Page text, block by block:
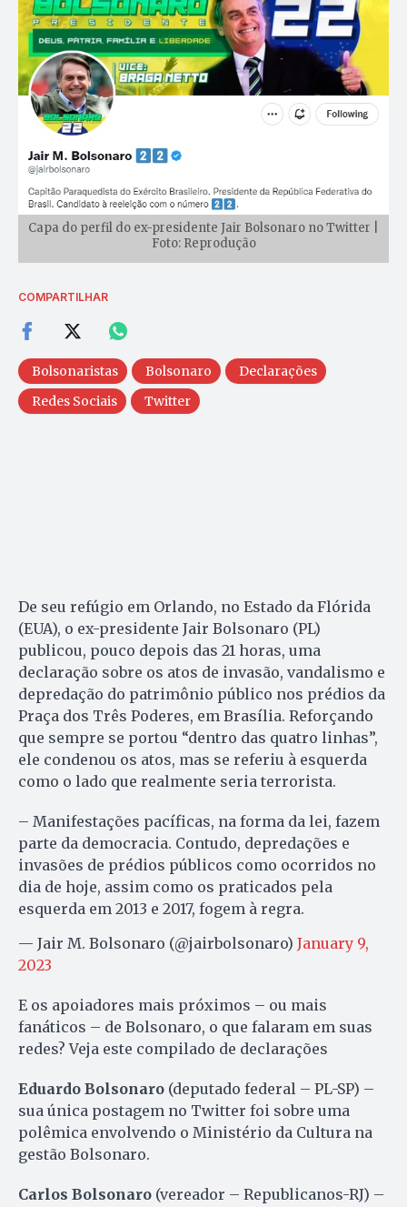
Capa do perfil do ex-presidente Jair Bolsonaro no Twitter |
Foto: Reprodução
COMPARTILHAR
Bolsonaristas Bolsonaro
Declarações
Redes Sociais
Twitter
De seu refúgio em Orlando, no Estado da Flórida
(EUA), o ex-presidente Jair Bolsonaro (PL)
publicou, pouco depois das 21 horas, uma
declaração sobre os atos de invasão, vandalismo e
depredação do patrimônio público nos prédios da
Praça dos Três Poderes, em Brasília. Reforçando
que sempre se portou “dentro das quatro linhas”,
ele condenou os atos, mas se referiu à esquerda
como o lado que realmente seria terrorista.
– Manifestações pacíficas, na forma da lei, fazem
parte da democracia. Contudo, depredações e
invasões de prédios públicos como ocorridos no
dia de hoje, assim como os praticados pela
esquerda em 2013 e 2017, fogem à regra.
— Jair M. Bolsonaro (@jairbolsonaro) January 9,
2023
E os apoiadores mais próximos – ou mais
fanáticos – de Bolsonaro, o que falaram em suas
redes? Veja este compilado de declarações
Eduardo Bolsonaro (deputado federal – PL-SP) –
sua única postagem no Twitter foi sobre uma
polêmica envolvendo o Ministério da Cultura na
gestão Bolsonaro.
Carlos Bolsonaro (vereador – Republicanos-RJ) –